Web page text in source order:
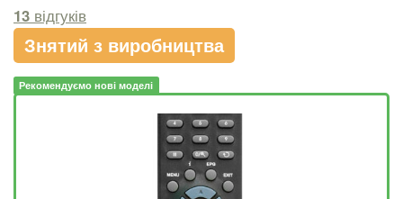
13 відгуків
Знятий з виробництва
Рекомендуємо нові моделі